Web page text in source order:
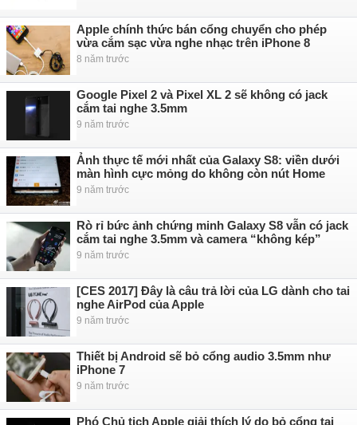
Apple chính thức bán cổng chuyển cho phép
vừa cắm sạc vừa nghe nhạc trên iPhone 8
8 năm trước
Google Pixel 2 và Pixel XL 2 sẽ không có jack
cắm tai nghe 3.5mm
9 năm trước
Ảnh thực tế mới nhất của Galaxy S8: viền dưới
màn hình cực mỏng do không còn nút Home
9 năm trước
Rò rỉ bức ảnh chứng minh Galaxy S8 vẫn có jack
cắm tai nghe 3.5mm và camera “không kép”
9 năm trước
[CES 2017] Đây là câu trả lời của LG dành cho tai
nghe AirPod của Apple
9 năm trước
Thiết bị Android sẽ bỏ cổng audio 3.5mm như
iPhone 7
9 năm trước
Phó Chủ tịch Apple giải thích lý do bỏ cổng tai